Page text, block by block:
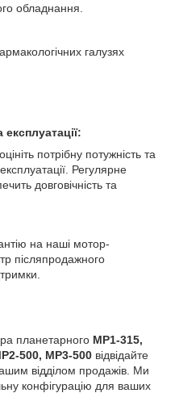
обладнання.
галузях
потрібну потужність та
Регулярне
довговічність та
на наші мотор-
післяпродажного
планетарного МР1-315,
500, МР3-500 відвідайте
відділом продажів. Ми
конфігурацію для ваших